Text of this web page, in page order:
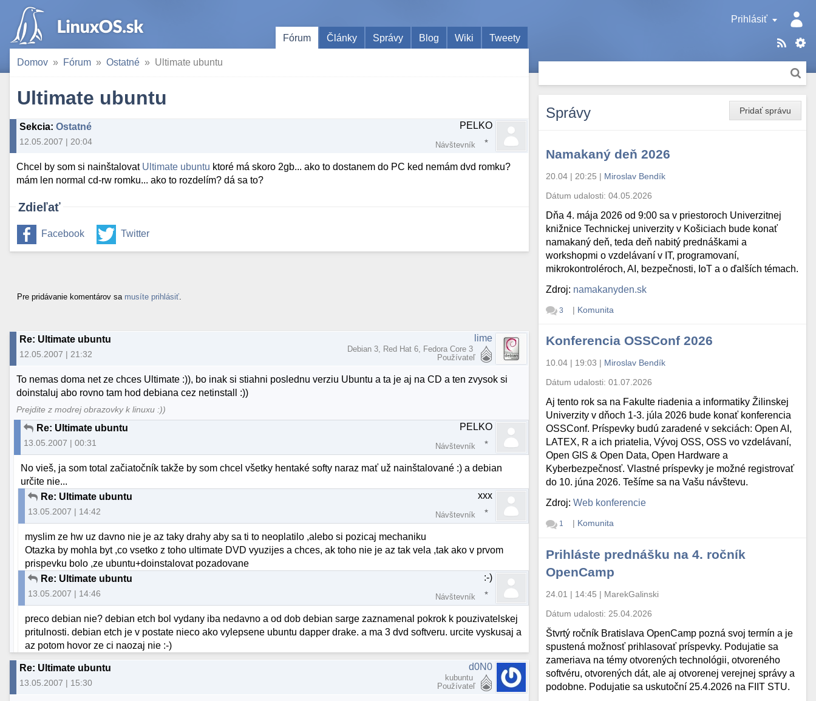
Prihlásiť
Fórum
Články Správy Blog Wiki Tweety
Domov Fórum Ostatné Ultimate ubuntu
Ultimate ubuntu
Sekcia: Ostatné
12.05.2007 | 20:04
PELKO
Návštevník
Chcel by som si nainštalovat Ultimate ubuntu ktoré má skoro 2gb... ako to dostanem do PC ked nemám dvd romku?
mám len normal cd-rw romku... ako to rozdelím? dá sa to?
Zdieľať
Facebook Twitter
Pre pridávanie komentárov sa musíte prihlásiť
Re: Ultimate ubuntu
12.05.2007 | 21:32
lime
Debian 3, Red Hat 6, Fedora Core 3
Používateľ
To nemas doma net ze chces Ultimate :)), bo inak si stiahni poslednu verziu Ubuntu a ta je aj na CD a ten zvysok si
doinstaluj abo rovno tam hod debiana cez netinstall :))
Prejdite z modrej obrazovky k linuxu :))
Re: Ultimate ubuntu
13.05.2007 | 00:31
PELKO
Návštevník
No vieš, ja som total začiatočník takže by som chcel všetky hentaké softy naraz mať už nainštalované :) a debian
určite nie...
Re: Ultimate ubuntu
13.05.2007 | 14:42
xxx
Návštevník
myslim ze hw uz davno nie je az taky drahy aby sa ti to neoplatilo ,alebo si pozicaj mechaniku
Otazka by mohla byt ,co vsetko z toho ultimate DVD vyuzijes a chces, ak toho nie je az tak vela ,tak ako v prvom
prispevku bolo ,ze ubuntu+doinstalovat pozadovane
Re: Ultimate ubuntu
13.05.2007 | 14:46
:-)
Návštevník
preco debian nie? debian etch bol vydany iba nedavno a od dob debian sarge zaznamenal pokrok k pouzivatelskej
pritulnosti. debian etch je v postate nieco ako vylepsene ubuntu dapper drake. a ma 3 dvd softveru. urcite vyskusaj a
az potom hovor ze ci naozaj nie :-)
Re: Ultimate ubuntu
13.05.2007 | 15:30
d0N0
kubuntu
Používateľ
Pridať správu
Správy
Namakaný deň 2026
20.04 | 20:25 | Miroslav Bendík
Dátum udalosti:04.05.2026
Dňa 4. mája 2026 od 9:00 sa v priestoroch Univerzitnej
knižnice Technickej univerzity v Košiciach bude konať
namakaný deň, teda deň nabitý prednáškami a
workshopmi o vzdelávaní v IT, programovaní,
mikrokontroléroch, AI, bezpečnosti, IoT a o ďalších témach.
Zdroj: namakanyden.sk
3 | Komunita
Konferencia OSSConf 2026
10.04 | 19:03 | Miroslav Bendík
Dátum udalosti:01.07.2026
Aj tento rok sa na Fakulte riadenia a informatiky Žilinskej
Univerzity v dňoch 1-3. júla 2026 bude konať konferencia
OSSConf. Príspevky budú zaradené v sekciách: Open AI,
LATEX, R a ich priatelia, Vývoj OSS, OSS vo vzdelávaní,
Open GIS & Open Data, Open Hardware a
Kyberbezpečnosť. Vlastné príspevky je možné registrovať
do 10. júna 2026. Tešíme sa na Vašu návštevu.
Zdroj:Web konferencie
1 | Komunita
Prihláste prednášku na 4. ročník
OpenCamp
24.01 | 14:45 | MarekGalinski
Dátum udalosti: 25.04.2026
Štvrtý ročník Bratislava OpenCamp pozná svoj termín a je
spustená možnosť prihlasovať príspevky. Podujatie sa
zameriava na témy otvorených technológii, otvoreného
softvéru, otvorených dát, ale aj otvorenej verejnej správy a
podobne. Podujatie sa uskutoční 25.4.2026 na FIIT STU.